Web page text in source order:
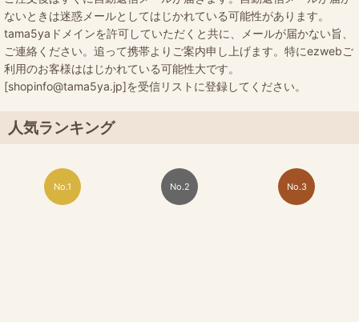
ないときは迷惑メールとしてはじかれている可能性があります。
tama5yaドメインを許可していただくと共に、メールが届かない旨、
ご連絡ください。追って携帯よりご案内申し上げます。特にezwebご
利用のお客様ははじかれている可能性大です。
[shopinfo@tama5ya.jp]を受信リストに登録してください。
人気ランキング
No.1 No.2 No.3